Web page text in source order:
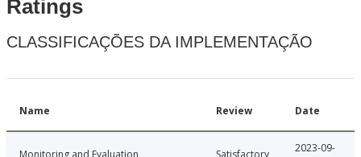
Ratings
CLASSIFICAÇÕES DA IMPLEMENTAÇÃO
Name Review Date
2023-09-